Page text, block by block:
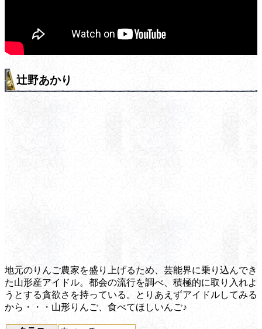
辻野あかり
地元のりんご農家を盛り上げるため、芸能界に乗り込んでき
た山形産アイドル。都会の流行を調べ、積極的に取り入れよ
うとする貪欲さを持っている。とりあえずアイドルしてみる
から・・・山形りんご、食べてほしいんご♪